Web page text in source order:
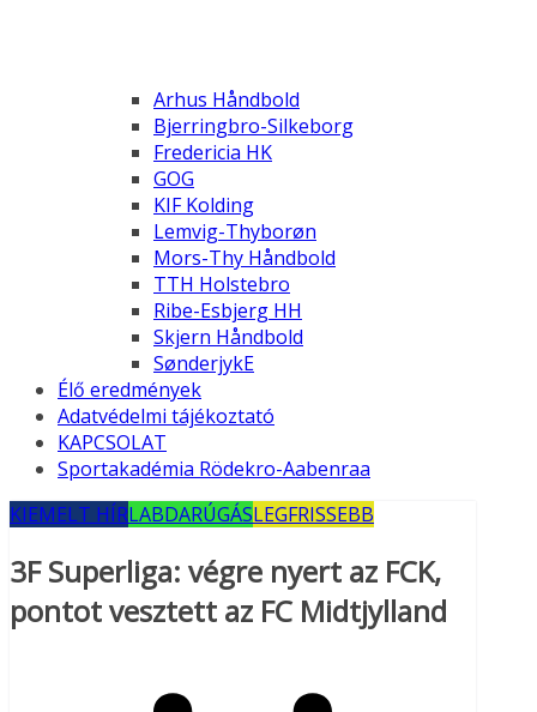
Arhus Håndbold
Bjerringbro-Silkeborg
Fredericia HK
GOG
KIF Kolding
Lemvig-Thyborøn
Mors-Thy Håndbold
TTH Holstebro
Ribe-Esbjerg HH
Skjern Håndbold
SønderjykE
Élő eredmények
Adatvédelmi tájékoztató
KAPCSOLAT
Sportakadémia Rödekro-Aabenraa
KIEMELT HÍRLABDARÚGÁSLEGFRISSEBB
3F Superliga: végre nyert az FCK,
pontot vesztett az FC Midtjylland